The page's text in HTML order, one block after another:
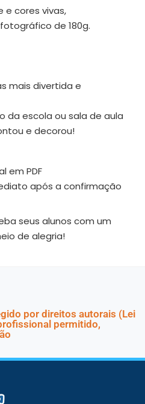
e cores vivas,
de 180g.
mais divertida e
da escola ou sala de aula
e decorou!
em PDF
após a confirmação
seus alunos com um
de alegria!
por direitos autorais (Lei
permitido,